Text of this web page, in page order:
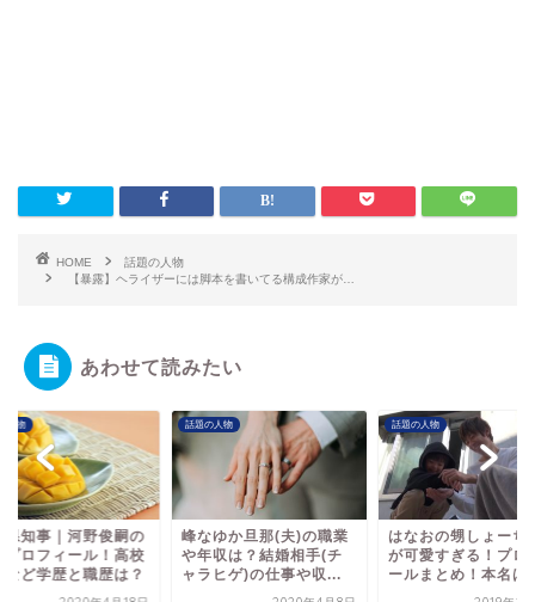
HOME
話題の人物
【暴露】ヘライザーには脚本を書いてる構成作家が…
あわせて読みたい
人物
県知事｜河野俊嗣の
プロフィール！高校
など学歴と職歴は？
話題の人物
峰なゆか旦那(夫)の職業
や年収は？結婚相手(チ
ャラヒゲ)の仕事や収...
話題の人物
はなおの甥しょーち
が可愛すぎる！プロ
ールまとめ！本名は